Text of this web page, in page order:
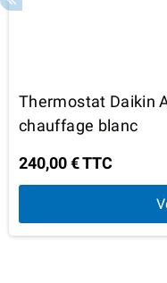
Thermostat Daikin
chauffage blanc
240,00 € TTC